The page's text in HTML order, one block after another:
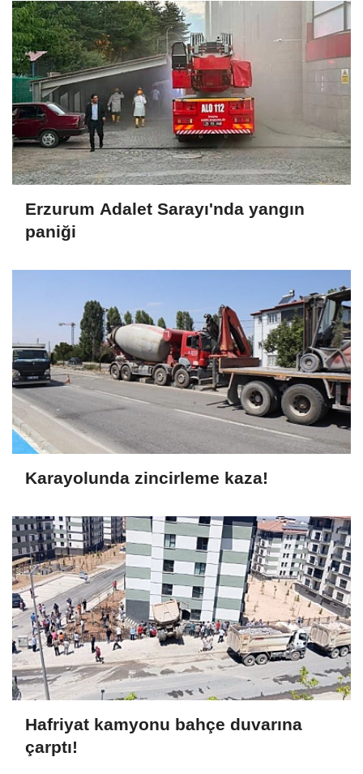
Erzurum Adalet Sarayı'nda yangın
paniği
Karayolunda zincirleme kaza!
Hafriyat kamyonu bahçe duvarına
çarptı!